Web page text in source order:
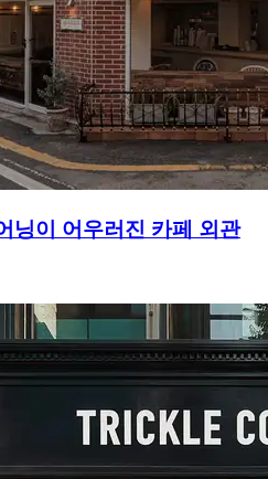
닝이 어우러진 카페 외관